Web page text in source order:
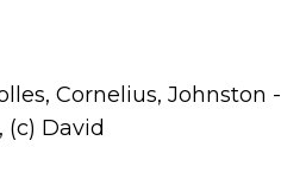
Cornelius, Johnston -
(c) David